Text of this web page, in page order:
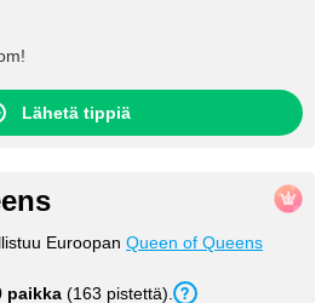
Lähetä tippiä
Euroopan Queen of Queens
paikka (163 pistettä).